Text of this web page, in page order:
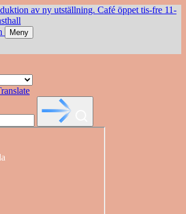
av ny utställning. Café öppet tis-fre 11-
Meny